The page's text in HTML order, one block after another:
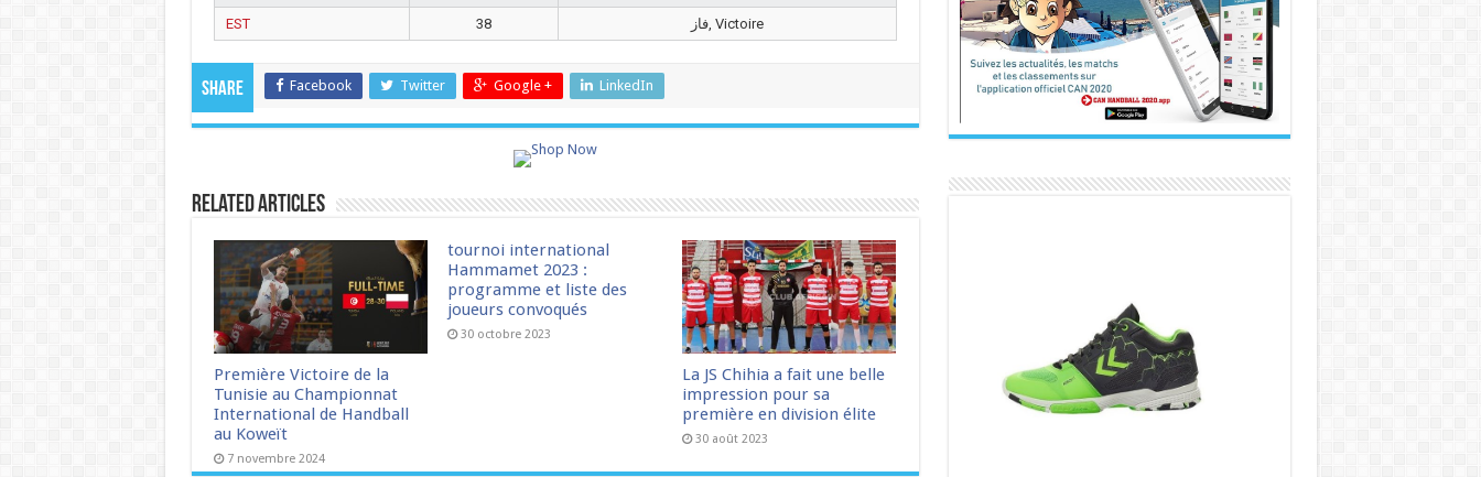
EST
38 فاز, Victoire
Share Facebook Twitter Google + LinkedIn
Related Articles
Première Victoire de la
Tunisie au Championnat
International de Handball
au Koweït
7 novembre 2024
tournoi international
Hammamet 2023 :
programme et liste des
joueurs convoqués
30 octobre 2023
La JS Chihia a fait une belle
impression pour sa
première en division élite
30 août 2023